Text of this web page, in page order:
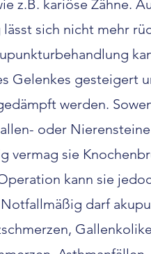
z.B. kariöse Zähne.
sich nicht mehr
Gelenkes gesteigert
werden.
oder Nierensteine
vermag sie
kann sie
darf